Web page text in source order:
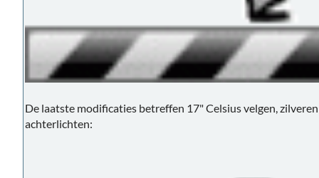
De laatste modificaties betreffen 17" Celsius velgen,
achterlichten: